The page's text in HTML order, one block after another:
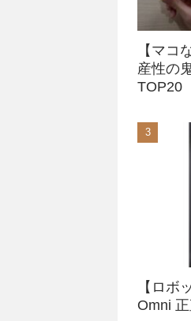
【マコ
産性の
TOP20
【ロボ
Omni